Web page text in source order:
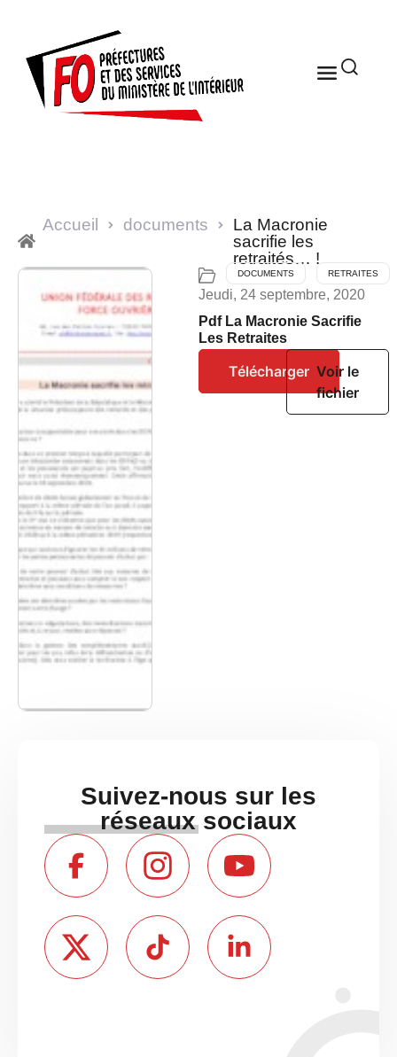
Accueil documents
La Macronie
sacrifie les
retraités… !
DOCUMENTS RETRAITES
Jeudi, 24 septembre, 2020
Pdf La Macronie Sacrifie
Les Retraites
Télécharger Voir le
fichier
Suivez-nous sur les
réseaux sociaux